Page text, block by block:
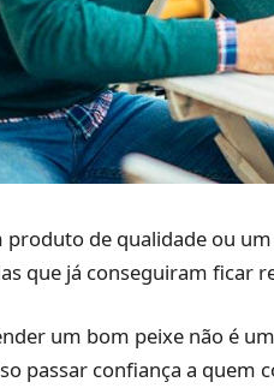
produto de qualidade ou
que já conseguiram ficar
um bom peixe não é
passar confiança a quem